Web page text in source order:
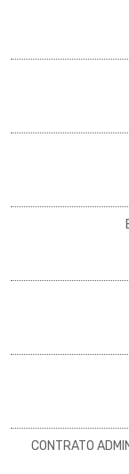
CONTRATO